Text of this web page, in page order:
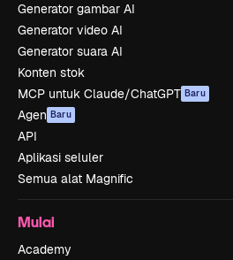
Generator gambar AI
Generator video AI
Generator suara AI
Konten stok
MCP untuk Claude/ChatGPT Baru
Agen Baru
API
Aplikasi seluler
Semua alat Magnific
Mulai
Academy